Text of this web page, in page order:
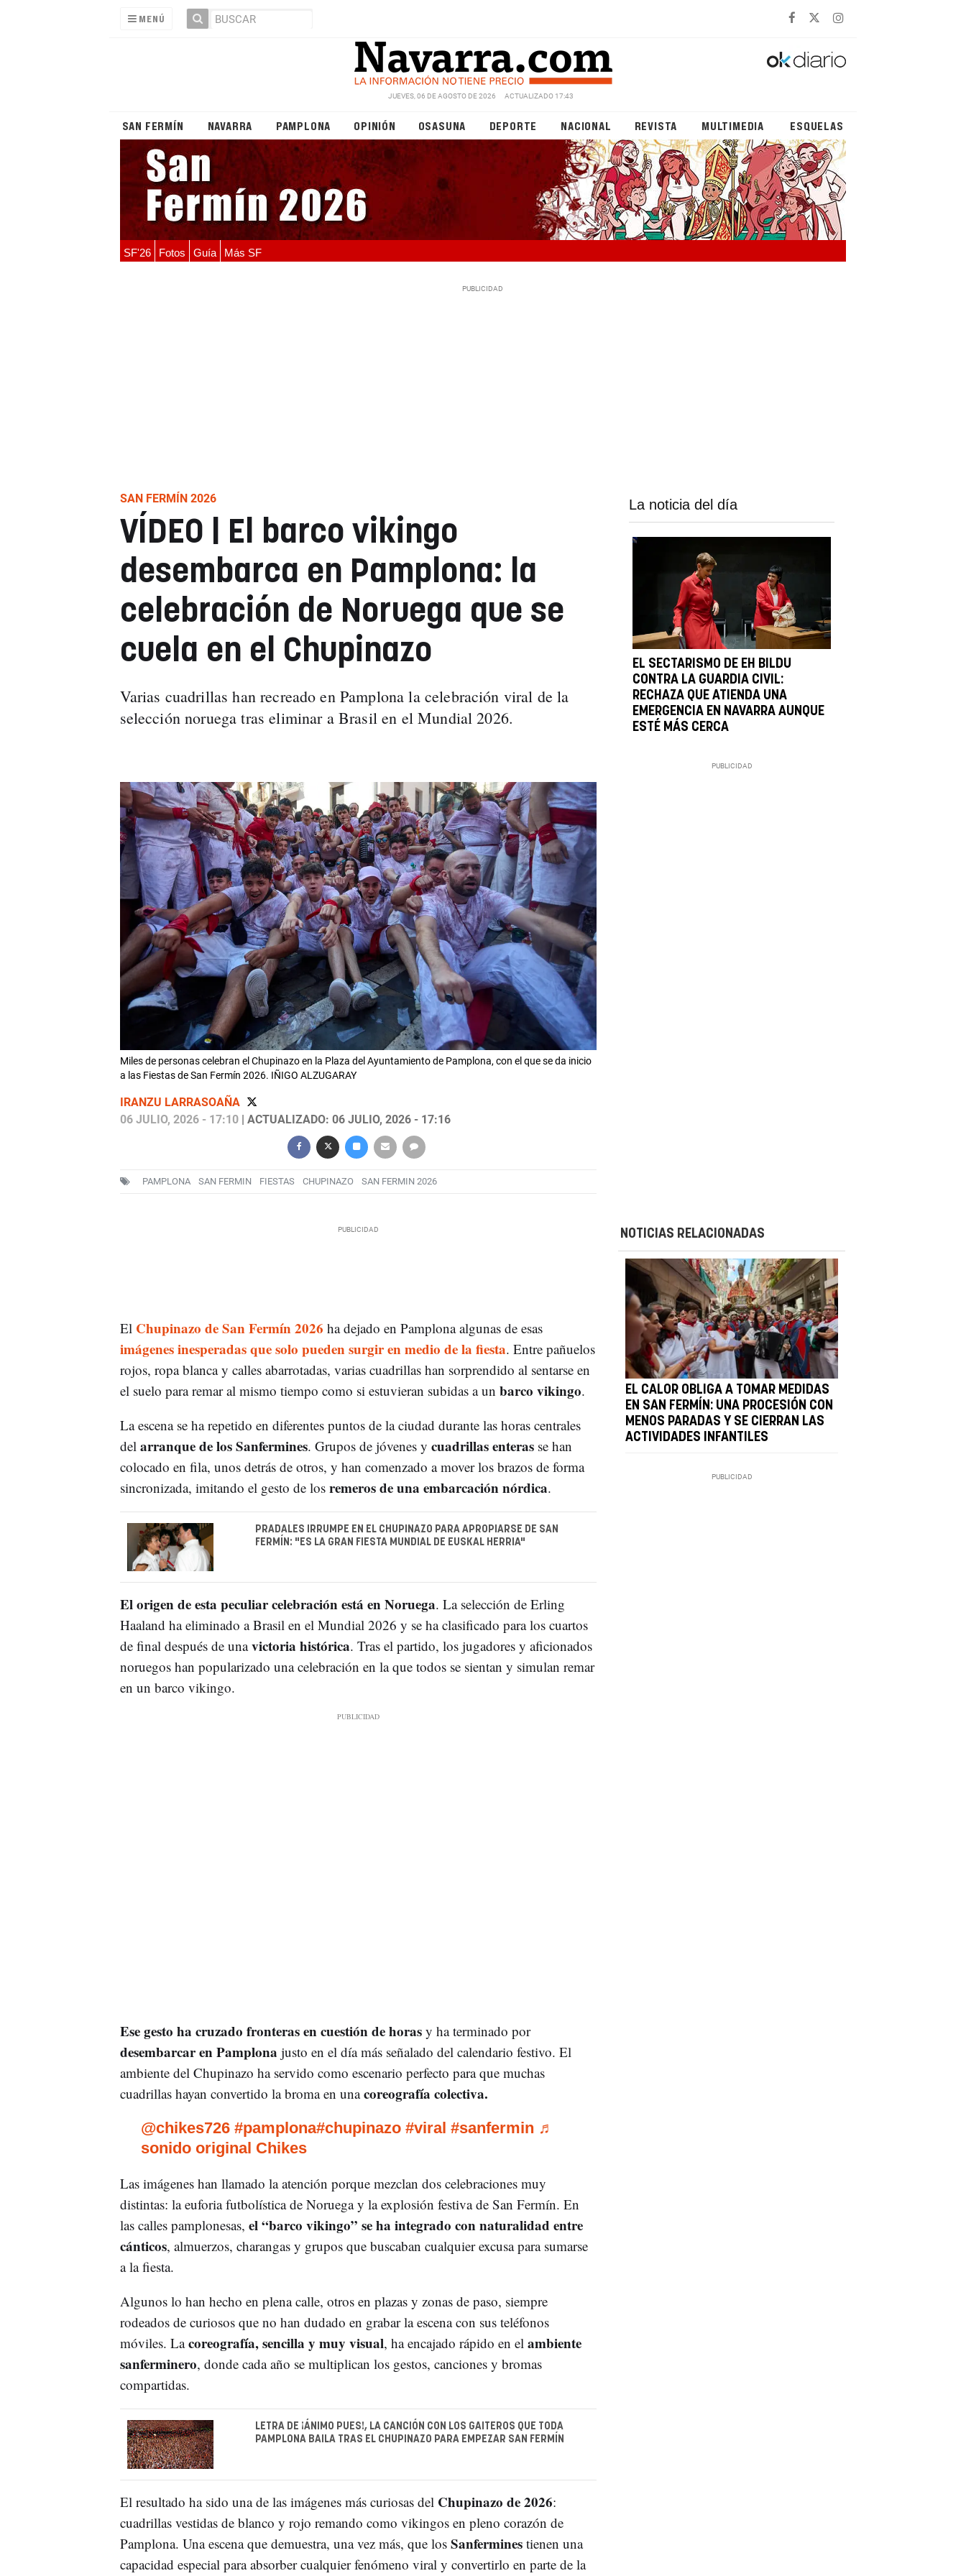
MENÚ
JUEVES, 06 DE AGOSTO DE 2026 ACTUALIZADO 17:43
SAN FERMÍN NAVARRA PAMPLONA OPINIÓN OSASUNA DEPORTE NACIONAL REVISTA MULTIMEDIA ESQUELAS
SF'26 Fotos Guía Más SF
SAN FERMÍN 2026
VÍDEO | El barco vikingo
desembarca en Pamplona: la
celebración de Noruega que se
cuela en el Chupinazo
Varias cuadrillas han recreado en Pamplona la celebración viral de la
selección noruega tras eliminar a Brasil en el Mundial 2026.
Miles de personas celebran el Chupinazo en la Plaza del Ayuntamiento de Pamplona, con el que se da inicio
a las Fiestas de San Fermín 2026. IÑIGO ALZUGARAY
IRANZU LARRASOAÑA
06 JULIO, 2026 - 17:10| ACTUALIZADO: 06 JULIO, 2026 - 17:16
PAMPLONA SAN FERMIN FIESTAS CHUPINAZO SAN FERMIN 2026
La noticia del día
EL SECTARISMO DE EH BILDU
CONTRA LA GUARDIA CIVIL:
RECHAZA QUE ATIENDA UNA
EMERGENCIA EN NAVARRA AUNQUE
ESTÉ MÁS CERCA
El Chupinazo de San Fermín 2026 ha dejado en Pamplona algunas de esas
imágenes inesperadas que solo pueden surgir en medio de la fiesta. Entre pañuelos
rojos, ropa blanca y calles abarrotadas, varias cuadrillas han sorprendido al sentarse en
el suelo para remar al mismo tiempo como si estuvieran subidas a un barco vikingo.
La escena se ha repetido en diferentes puntos de la ciudad durante las horas centrales
del arranque de los Sanfermines. Grupos de jóvenes y cuadrillas enterasse han
colocado en fila, unos detrás de otros, y han comenzado a mover los brazos de forma
sincronizada, imitando el gesto de los remeros de una embarcación nórdica.
PRADALES IRRUMPE EN EL CHUPINAZO PARA APROPIARSE DE SAN
FERMÍN: "ES LA GRAN FIESTA MUNDIAL DE EUSKAL HERRIA"
El origen de esta peculiar celebración está en Noruega. La selección de Erling
Haaland ha eliminado a Brasil en el Mundial 2026 y se ha clasificado para los cuartos
de final después de unavictoria histórica. Tras el partido, los jugadores y aficionados
noruegos han popularizado una celebración en la que todos se sientan y simulan remar
en un barco vikingo.
Ese gesto ha cruzado fronteras en cuestión de horasy ha terminado por
desembarcar en Pamplona justo en el día más señalado del calendario festivo. El
ambiente del Chupinazo ha servido como escenario perfecto para que muchas
cuadrillas hayan convertido la broma en unacoreografía colectiva.
@chikes726 #pamplona#chupinazo #viral #sanfermin ♬
sonido original Chikes
Las imágenes han llamado la atención porque mezclan dos celebraciones muy
distintas: la euforia futbolística de Noruega y la explosión festiva de San Fermín. En
las calles pamplonesas, el “barco vikingo” se ha integrado con naturalidad entre
cánticos, almuerzos, charangas y grupos que buscaban cualquier excusa para sumarse
a la fiesta.
Algunos lo han hecho en plena calle, otros en plazas y zonas de paso, siempre
rodeados de curiosos que no han dudado en grabar la escena con sus teléfonos
móviles. Lacoreografía, sencilla y muy visual, ha encajado rápido en el ambiente
sanferminero, donde cada año se multiplican los gestos, canciones y bromas
compartidas.
LETRA DE ¡ÁNIMO PUES!, LA CANCIÓN CON LOS GAITEROS QUE TODA
PAMPLONA BAILA TRAS EL CHUPINAZO PARA EMPEZAR SAN FERMÍN
El resultado ha sido una de las imágenes más curiosas del Chupinazo de 2026:
cuadrillas vestidas de blanco y rojo remando como vikingos en pleno corazón de
Pamplona. Una escena que demuestra, una vez más, que los Sanferminestienen una
capacidad especial para absorber cualquier fenómeno viral y convertirlo en parte de la
NOTICIAS RELACIONADAS
EL CALOR OBLIGA A TOMAR MEDIDAS
EN SAN FERMÍN: UNA PROCESIÓN CON
MENOS PARADAS Y SE CIERRAN LAS
ACTIVIDADES INFANTILES